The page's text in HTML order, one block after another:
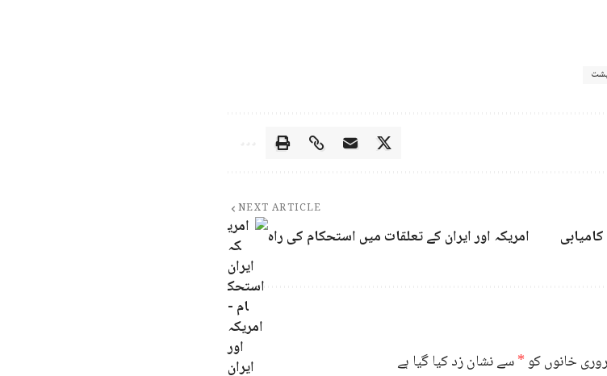
NEXT ARTICLE
امریکہ اور ایران کے تعلقات میں استحکام کی راہ
خانوں کو*سے نشان زد کیا گیا ہے